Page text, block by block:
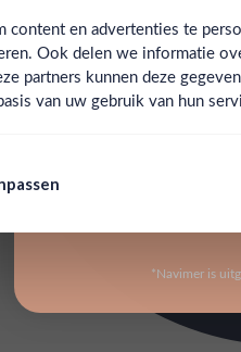
Ben jij
content en advertenties te
Ook delen we informatie
partners kunnen deze
van uw gebruik van hun
*Navimer is